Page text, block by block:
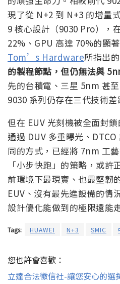
現了從 N+2 到 N+3 的增量
9 核心設計（9030 Pro），
22%、GPU 高達 70%的顯
Tom’s Hardware所指出
的製程節點，但仍無法與
先的台積電、三星 5nm 甚
9030 系列仍存在三代技術差
但在 EUV 光刻機被全面封
通過 DUV 多重曝光、
同的方式，已經將 7nm 工
「小步快跑」的策略，或
前環境下最現實、也最堅韌
EUV、沒有最先進設備的情
設計優化能做到的極限還能
Tags: HUAWEI N+3 SMIC
您也許會喜歡：
立達合法徵信社-讓您安心的選